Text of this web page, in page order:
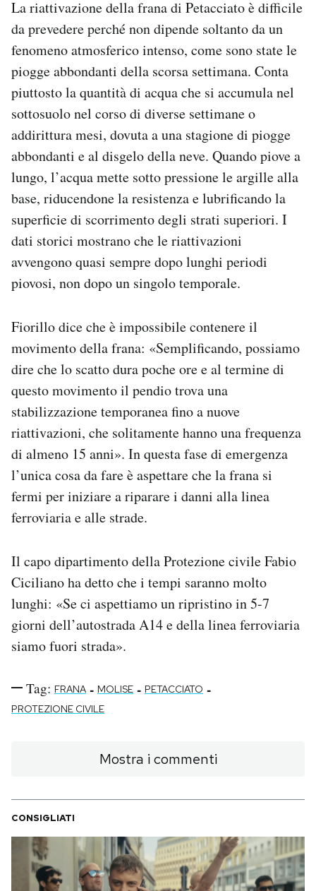
La riattivazione della frana di Petacciato è difficile
da prevedere perché non dipende soltanto da un
fenomeno atmosferico intenso, come sono state le
piogge abbondanti della scorsa settimana. Conta
piuttosto la quantità di acqua che si accumula nel
sottosuolo nel corso di diverse settimane o
addirittura mesi, dovuta a una stagione di piogge
abbondanti e al disgelo della neve. Quando piove a
lungo, l’acqua mette sotto pressione le argille alla
base, riducendone la resistenza e lubrificando la
superficie di scorrimento degli strati superiori. I
dati storici mostrano che le riattivazioni
avvengono quasi sempre dopo lunghi periodi
piovosi, non dopo un singolo temporale.
Fiorillo dice che è impossibile contenere il
movimento della frana: «Semplificando, possiamo
dire che lo scatto dura poche ore e al termine di
questo movimento il pendio trova una
stabilizzazione temporanea fino a nuove
riattivazioni, che solitamente hanno una frequenza
di almeno 15 anni». In questa fase di emergenza
l’unica cosa da fare è aspettare che la frana si
fermi per iniziare a riparare i danni alla linea
ferroviaria e alle strade.
Il capo dipartimento della Protezione civile Fabio
Ciciliano ha detto che i tempi saranno molto
lunghi: «Se ci aspettiamo un ripristino in 5-7
giorni dell’autostrada A14 e della linea ferroviaria
siamo fuori strada».
Tag: FRANA - MOLISE - PETACCIATO -
PROTEZIONE CIVILE
Mostra i commenti
CONSIGLIATI